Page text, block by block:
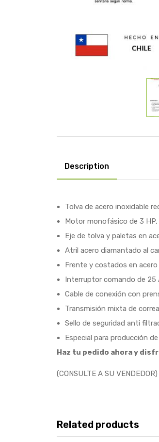
Description
Tolva de acero inoxidable
Motor monofásico de 3 HP,
Eje de tolva y paletas en
Atril acero diamantado al
Frente y costados en
Interruptor comando de 25
Cable de conexión con
Transmisión mixta de
Sello de seguridad anti
Especial para producción
Haz tu pedido ahora y
(CONSULTE A SU VENDEDOR)
Related products